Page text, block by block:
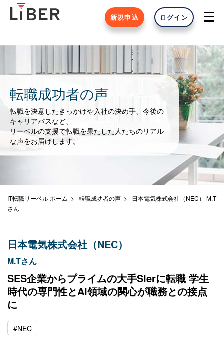
新規申込 ログイン
転職成功者の声
転職を決意したきっかけや入社の決め手、今後の
キャリアパスなど、
リーベルの支援で転職を果たした人たちのリアル
な声をお届けします。
IT転職リーベル ホーム 転職成功者の声
日本電気株式会社（NEC） M.T
さん
日本電気株式会社（NEC）
M.Tさん
SES企業からプライムの大手SIerに転職 学生
時代の専門性とAI領域の関心が職務との接点
に
#NEC